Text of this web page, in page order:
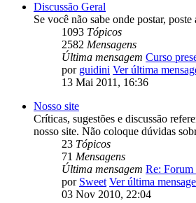
Discussão Geral
Se você não sabe onde postar, poste
1093 Tópicos
2582 Mensagens
Última mensagem Curso
por guidini Ver última
13 Mai 2011, 16:36
Nosso site
Críticas, sugestões e discussão
nosso site. Não coloque dúvidas
23 Tópicos
71 Mensagens
Última mensagem Re: Forum
por Sweet Ver última
03 Nov 2010, 22:04